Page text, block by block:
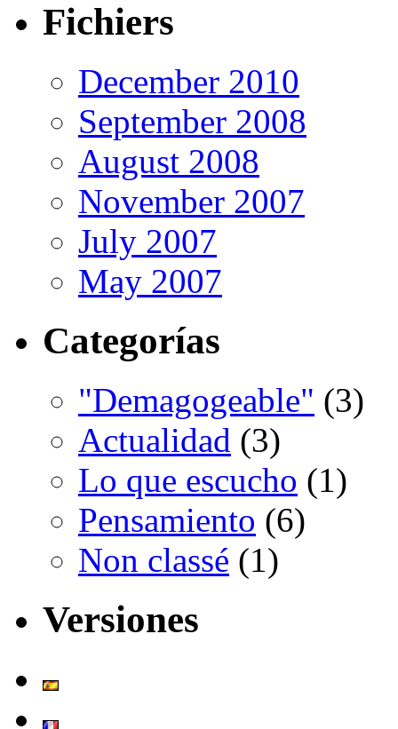
Fichiers
December 2010
September 2008
August 2008
November 2007
July 2007
May 2007
Categorías
"Demagogeable" (3)
Actualidad (3)
Lo que escucho (1)
Pensamiento (6)
Non classé (1)
Versiones